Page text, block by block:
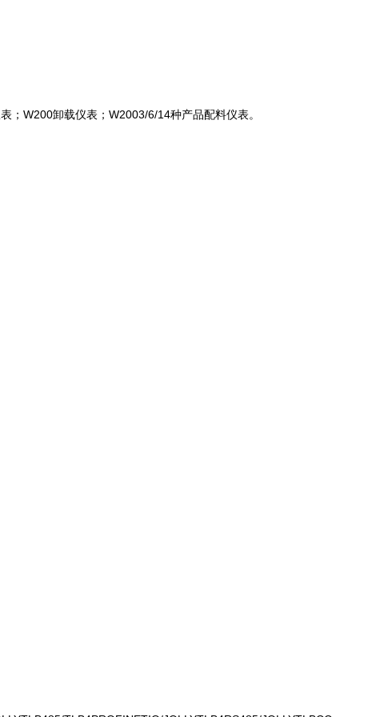
W200卸载仪表；W2003/6/14种产品配料仪表。